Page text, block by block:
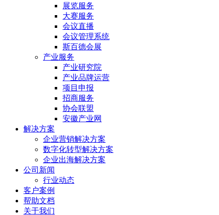
展览服务
大赛服务
会议直播
会议管理系统
斯百德会展
产业服务
产业研究院
产业品牌运营
项目申报
招商服务
协会联盟
安徽产业网
解决方案
企业营销解决方案
数字化转型解决方案
企业出海解决方案
公司新闻
行业动态
客户案例
帮助文档
关于我们